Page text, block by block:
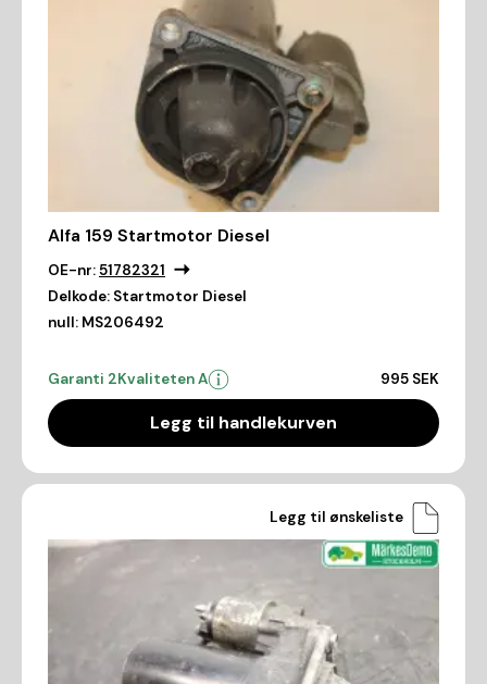
Alfa 159 Startmotor Diesel
OE-nr:51782321
Delkode: Startmotor Diesel
null: MS206492
Garanti 2Kvaliteten A 995 SEK
Legg til handlekurven
Legg til ønskeliste